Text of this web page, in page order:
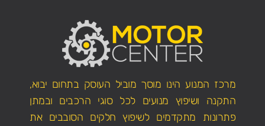
מרכז המנוע הינו מוסך מוביל העוסק בתחום יבוא,
התקנה ושיפוץ מנועים לכל סוגי הרכבים ובמתן
פתרונות מתקדמים לשיפוץ חלקים הסובבים את